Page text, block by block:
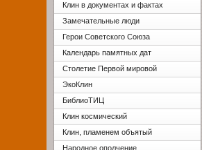
Клин в документах и фактах
Замечательные люди
Герои Советского Союза
Календарь памятных дат
Столетие Первой мировой
ЭкоКлин
БиблиоТИЦ
Клин космический
Клин, пламенем объятый
Народное ополчение